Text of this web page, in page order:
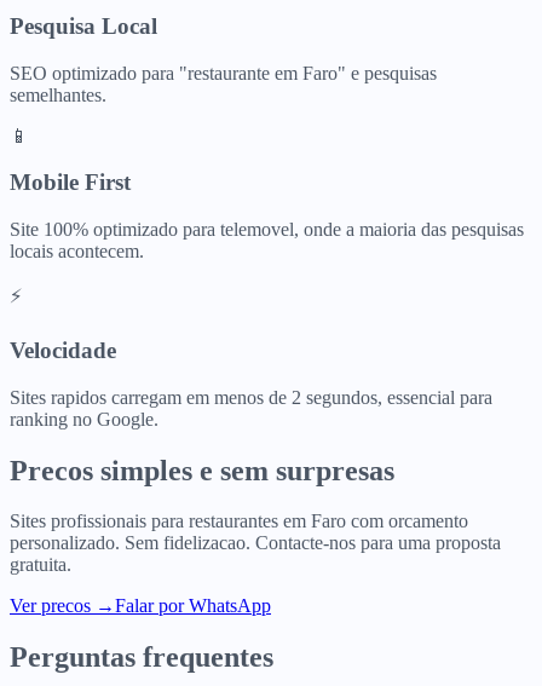
Pesquisa Local
SEO optimizado para "restaurante em Faro" e pesquisas
semelhantes.
📱
Mobile First
Site 100% optimizado para telemovel, onde a maioria das pesquisas
locais acontecem.
⚡
Velocidade
Sites rapidos carregam em menos de 2 segundos, essencial para
ranking no Google.
Precos simples e sem surpresas
Sites profissionais para restaurantes em Faro com orcamento
personalizado. Sem fidelizacao. Contacte-nos para uma proposta
gratuita.
Ver precos →Falar por WhatsApp
Perguntas frequentes